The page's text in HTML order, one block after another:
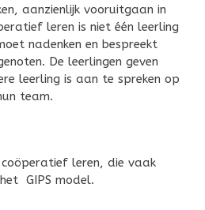
aanzienlijk vooruitgaan in
leren is niet één leerling
nadenken en bespreekt
De leerlingen geven
leerling is aan te spreken op
team.
leren, die vaak
GIPS model.